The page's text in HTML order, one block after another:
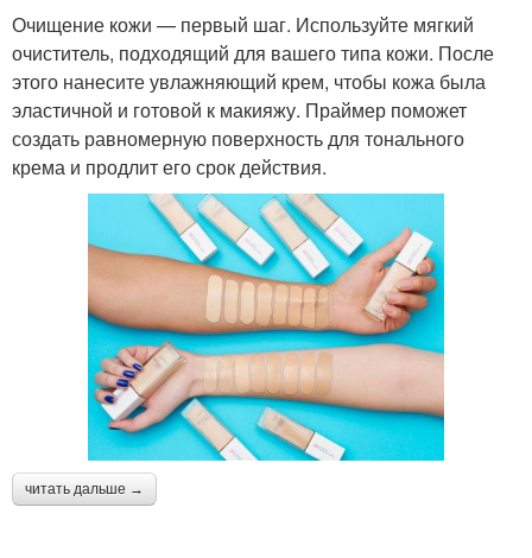
Очищение кожи — первый шаг. Используйте мягкий
очиститель, подходящий для вашего типа кожи. После
этого нанесите увлажняющий крем, чтобы кожа была
эластичной и готовой к макияжу. Праймер поможет
создать равномерную поверхность для тонального
крема и продлит его срок действия.
читать дальше →